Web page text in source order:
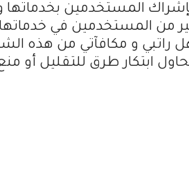
المستخدمين
من المستخدمين في
و مكافآتي من هذه
ابتكار طرق للتقليل أو